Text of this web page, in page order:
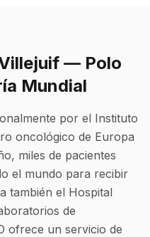
— Polo
Mundial
por el Instituto
oncológico de Europa
miles de pacientes
el mundo para recibir
también el Hospital
de
ofrece un servicio de